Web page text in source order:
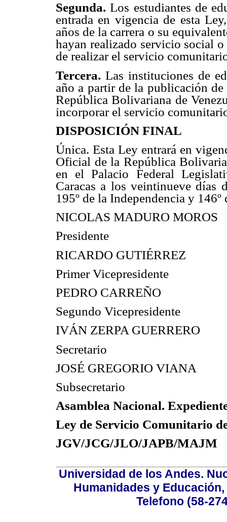
Segunda. Los estudiantes de
entrada en vigencia de esta
años de la carrera o su
hayan realizado servicio social
de realizar el servicio
Tercera. Las instituciones de
año a partir de la publicación
República Bolivariana de
incorporar el servicio
DISPOSICIÓN FINAL
Única. Esta Ley entrará en
Oficial de la República
en el Palacio Federal
Caracas a los veintinueve días
195º de la Independencia y 146º
NICOLAS MADURO MOROS
Presidente
RICARDO GUTIÉRREZ
Primer Vicepresidente
PEDRO CARREÑO
Segundo Vicepresidente
IVÁN ZERPA GUERRERO
Secretario
JOSÉ GREGORIO VIANA
Subsecretario
Asamblea Nacional.
Ley de Servicio Comunitario
JGV/JCG/JLO/JAPB/MAJM
Universidad de los Andes.
Humanidades y
Telefono (58-